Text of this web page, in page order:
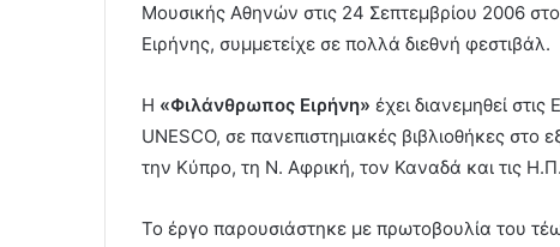
Μουσικής Αθηνών στις 24 Σεπτεμβρίου 2006
Ειρήνης, συμμετείχε σε πολλά διεθνή φεστιβάλ.
Η «Φιλάνθρωπος Ειρήνη» έχει διανεμηθεί
UNESCO, σε πανεπιστημιακές βιβλιοθήκες
την Κύπρο, τη Ν. Αφρική, τον Καναδά και τις
Το έργο παρουσιάστηκε με πρωτοβουλία του